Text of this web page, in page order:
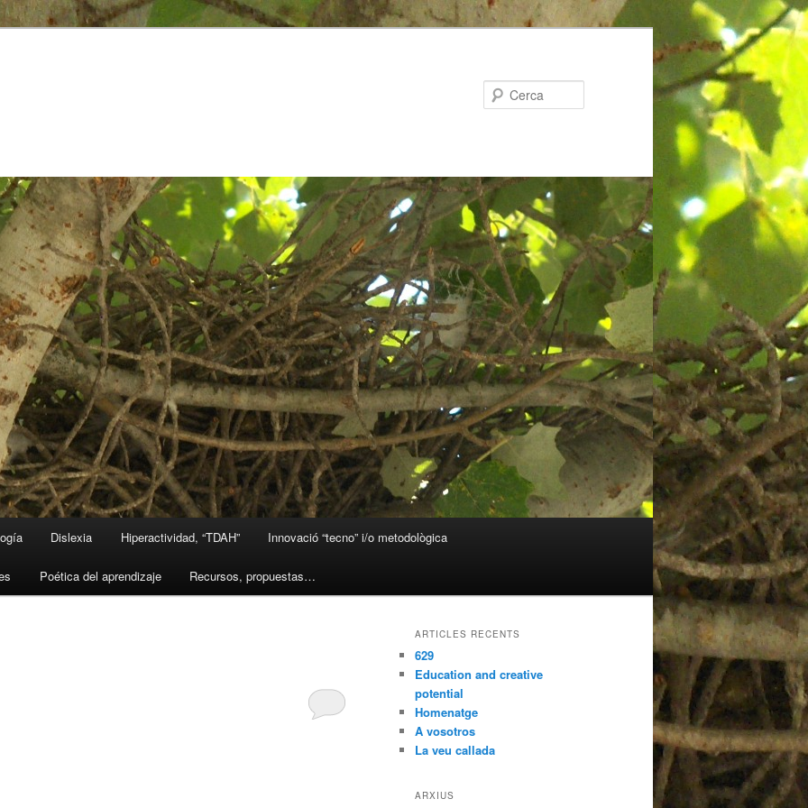
Dislexia Hiperactividad, “TDAH” Innovació “tecno” i/o metodològica
Poética del aprendizaje Recursos, propuestas…
ARTICLES RECENTS
629
Education and creative
potential
Homenatge
A vosotros
La veu callada
ARXIUS